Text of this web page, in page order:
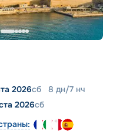
2026сб 8 дн/7 нч
2026сб